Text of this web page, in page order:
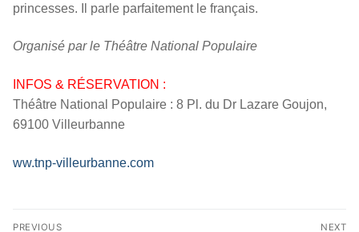
princesses. Il parle parfaitement le français.
Organisé par le Théâtre National Populaire
INFOS & RÉSERVATION :
Théâtre National Populaire : 8 Pl. du Dr Lazare Goujon,
69100 Villeurbanne
ww.tnp-villeurbanne.com
Navigation
PREVIOUS NEXT